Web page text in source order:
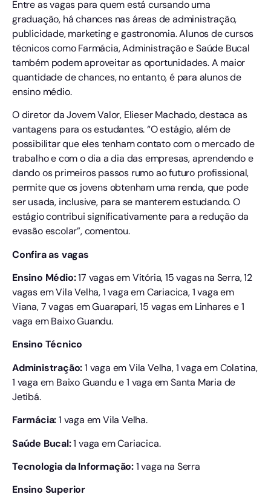
Entre as vagas para quem está cursando uma
graduação, há chances nas áreas de administração,
publicidade, marketing e gastronomia. Alunos de cursos
técnicos como Farmácia, Administração e Saúde Bucal
também podem aproveitar as oportunidades. A maior
quantidade de chances, no entanto, é para alunos de
ensino médio.
O diretor da Jovem Valor, Elieser Machado, destaca as
vantagens para os estudantes. “O estágio, além de
possibilitar que eles tenham contato com o mercado de
trabalho e com o dia a dia das empresas, aprendendo e
dando os primeiros passos rumo ao futuro profissional,
permite que os jovens obtenham uma renda, que pode
ser usada, inclusive, para se manterem estudando. O
estágio contribui significativamente para a redução da
evasão escolar”, comentou.
Confira as vagas
Ensino Médio:17 vagas em Vitória, 15 vagas na Serra, 12
vagas em Vila Velha, 1 vaga em Cariacica, 1 vaga em
Viana, 7 vagas em Guarapari, 15 vagas em Linhares e 1
vaga em Baixo Guandu.
Ensino Técnico
Administração:1 vaga em Vila Velha, 1 vaga em Colatina,
1 vaga em Baixo Guandu e 1 vaga em Santa Maria de
Jetibá.
Farmácia:1 vaga em Vila Velha.
Saúde Bucal:1 vaga em Cariacica.
Tecnologia da Informação:1 vaga na Serra
Ensino Superior